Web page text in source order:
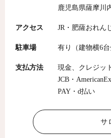
鹿児島県薩摩川
アクセス JR・肥薩おれん
駐車場 有り（建物横6台
支払方法
現金、クレジッ
JCB・
PAY・d払い
サ